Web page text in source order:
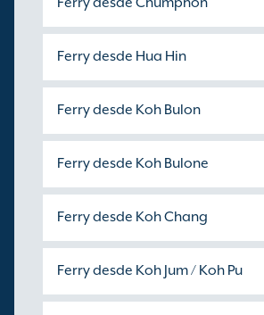
Ferry desde Hua Hin
Ferry desde Koh Bulon
Ferry desde Koh Bulone
Ferry desde Koh Chang
Ferry desde Koh Jum / Koh Pu